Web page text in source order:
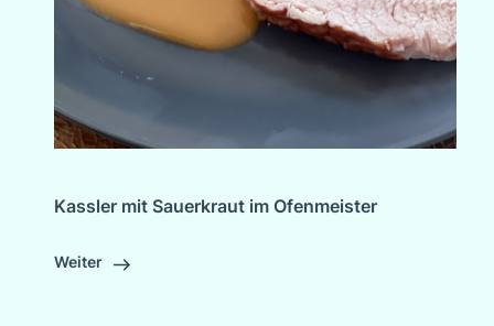
Kassler mit Sauerkraut im Ofenmeister
Weiter